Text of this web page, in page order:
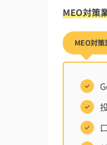
MEO対策
MEO対